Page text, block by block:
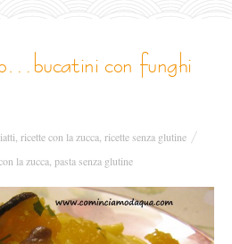
ricette con la zucca ricette senza glutine
la zucca pasta senza glutine